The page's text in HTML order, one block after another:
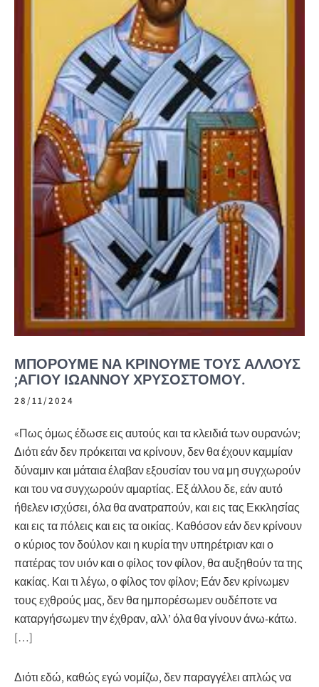
ΜΠΟΡΟΥΜΕ ΝΑ ΚΡΙΝΟΥΜΕ ΤΟΥΣ ΑΛΛΟΥΣ
;ΑΓΙΟΥ ΙΩΑΝΝΟΥ ΧΡΥΣΟΣΤΟΜΟΥ.
28/11/2024
«Πως όμως έδωσε εις αυτούς και τα κλειδιά των ουρανών;
Διότι εάν δεν πρόκειται να κρίνουν, δεν θα έχουν καμμίαν
δύναμιν και μάταια έλαβαν εξουσίαν του να μη συγχωρούν
και του να συγχωρούν αμαρτίας. Εξ άλλου δε, εάν αυτό
ήθελεν ισχύσει, όλα θα ανατραπούν, και εις τας Εκκλησίας
και εις τα πόλεις και εις τα οικίας. Καθόσον εάν δεν κρίνουν
ο κύριος τον δούλον και η κυρία την υπηρέτριαν και ο
πατέρας τον υιόν και ο φίλος τον φίλον, θα αυξηθούν τα της
κακίας. Και τι λέγω, ο φίλος τον φίλον; Εάν δεν κρίνωμεν
τους εχθρούς μας, δεν θα ημπορέσωμεν ουδέποτε να
καταργήσωμεν την έχθραν, αλλ’ όλα θα γίνουν άνω-κάτω.
[…]
Διότι εδώ, καθώς εγώ νομίζω,δεν παραγγέλει απλώς να